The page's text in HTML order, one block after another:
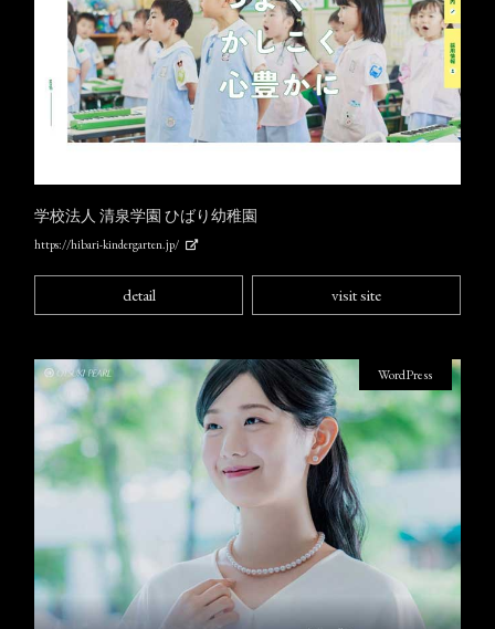
学校法人 清泉学園 ひばり幼稚園
https://hibari-kindergarten.jp/
detail visit site
WordPress